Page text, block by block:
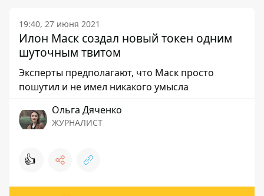
19:40, 27 июня 2021
Илон Маск создал новый токен одним
шуточным твитом
Эксперты предполагают, что Маск просто
пошутил и не имел никакого умысла
Ольга Дяченко
ЖУРНАЛИСТ
👍